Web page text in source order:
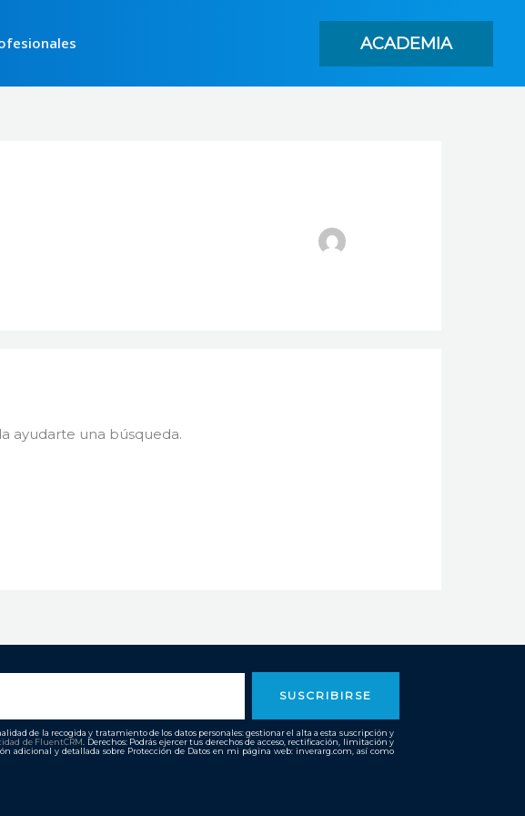
ACADEMIA
ayudarte una búsqueda.
SUSCRIBIRSE
de la recogida y tratamiento de los datos personales: gestionar el alta a esta suscripción y
de FluentCRM. Derechos: Podrás ejercer tus derechos de acceso, rectificación, limitación y
y detallada sobre Protección de Datos en mi página web: inverarg.com, así como